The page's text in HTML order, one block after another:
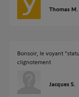
Thomas M.
Bonsoir, le voyant
clignotement
Jacques S.